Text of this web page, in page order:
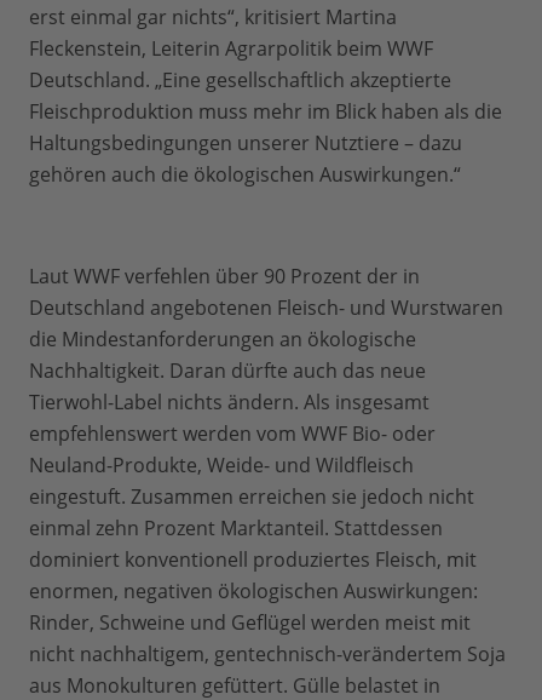
erst einmal gar nichts“, kritisiert Martina
Fleckenstein, Leiterin Agrarpolitik beim WWF
Deutschland. „Eine gesellschaftlich akzeptierte
Fleischproduktion muss mehr im Blick haben als die
Haltungsbedingungen unserer Nutztiere – dazu
gehören auch die ökologischen Auswirkungen.“
Laut WWF verfehlen über 90 Prozent der in
Deutschland angebotenen Fleisch- und Wurstwaren
die Mindestanforderungen an ökologische
Nachhaltigkeit. Daran dürfte auch das neue
Tierwohl-Label nichts ändern. Als insgesamt
empfehlenswert werden vom WWF Bio- oder
Neuland-Produkte, Weide- und Wildfleisch
eingestuft. Zusammen erreichen sie jedoch nicht
einmal zehn Prozent Marktanteil. Stattdessen
dominiert konventionell produziertes Fleisch, mit
enormen, negativen ökologischen Auswirkungen:
Rinder, Schweine und Geflügel werden meist mit
nicht nachhaltigem, gentechnisch-verändertem Soja
aus Monokulturen gefüttert. Gülle belastet in